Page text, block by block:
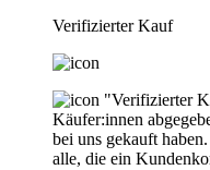
Verifizierter Kauf
"Verifizierter
Käufer:innen
bei uns gekauft
alle, die ein